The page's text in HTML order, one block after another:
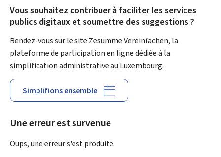
Vous souhaitez contribuer à faciliter les services
publics digitaux et soumettre des suggestions ?
Rendez-vous sur le site Zesumme Vereinfachen, la
plateforme de participation en ligne dédiée à la
simplification administrative au Luxembourg.
Simplifions ensemble
Une erreur est survenue
Oups, une erreur s'est produite.